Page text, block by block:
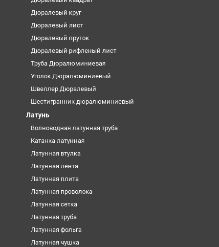
Дюралевый круг
Дюралевый лист
Дюралевый пруток
Дюралевый рифленый лист
Труба Дюралюминиевая
Уголок Дюралюминиевый
Швеллер Дюралевый
Шестигранник дюралюминиевый
Латунь
Волноводная латунная труба
Катанка латунная
Латунная втулка
Латунная лента
Латунная плита
Латунная проволока
Латунная сетка
Латунная труба
Латунная фольга
Латунная чушка